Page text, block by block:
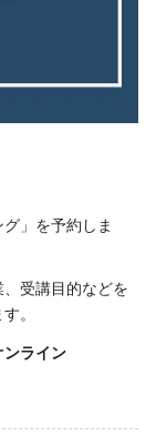
」を予約しま
受講目的などを
。
ンライン